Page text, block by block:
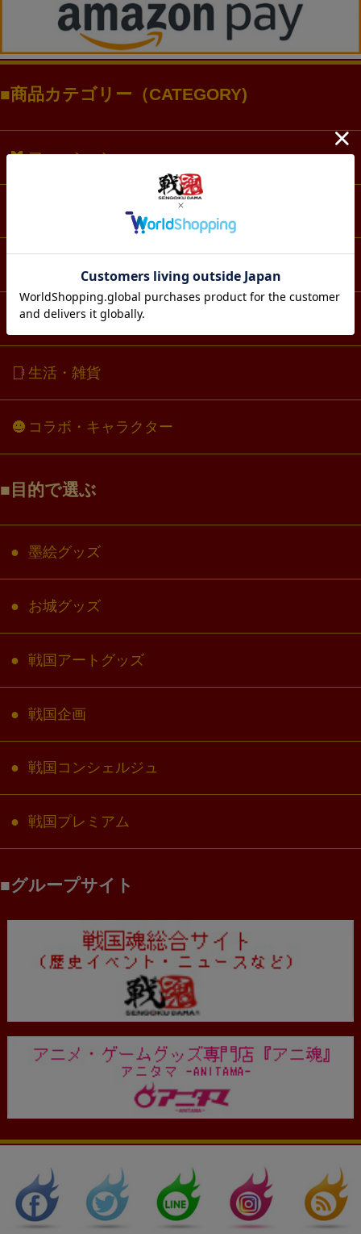
商品カテゴリー（CATEGORY)
ファッション
アクセサリー・アクスタ
スマホ・IT・メディア
生活・雑貨
コラボ・キャラクター
目的で選ぶ
墨絵グッズ
お城グッズ
戦国アートグッズ
戦国企画
戦国コンシェルジュ
戦国プレミアム
グループサイト